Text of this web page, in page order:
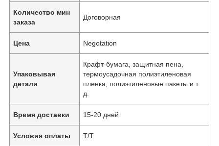
Количество мин
заказа
Договорная
Цена Negotation
Упаковывая
детали
Крафт-бумага, защитная пена,
термоусадочная полиэтиленовая
пленка, полиэтиленовые пакеты и т.
д.
Время доставки 15-20 дней
Условия оплаты Т/Т